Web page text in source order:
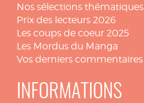
Nos sélections thématiques
Prix des lecteurs 2026
Les coups de coeur 2025
Les Mordus du Manga
Vos derniers commentaires
INFORMATIONS